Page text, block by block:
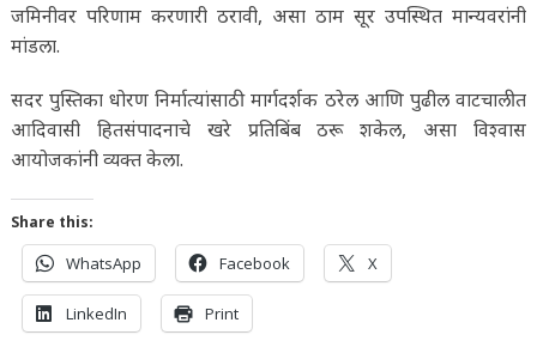
जमिनीवर परिणाम करणारी ठरावी, असा ठाम सूर उपस्थित मान्यवरांनी
मांडला.
सदर पुस्तिका धोरण निर्मात्यांसाठी मार्गदर्शक ठरेल आणि पुढील वाटचालीत
आदिवासी हितसंपादनाचे खरे प्रतिबिंब ठरू शकेल, असा विश्वास
आयोजकांनी व्यक्त केला.
Share this:
WhatsApp Facebook X
LinkedIn Print